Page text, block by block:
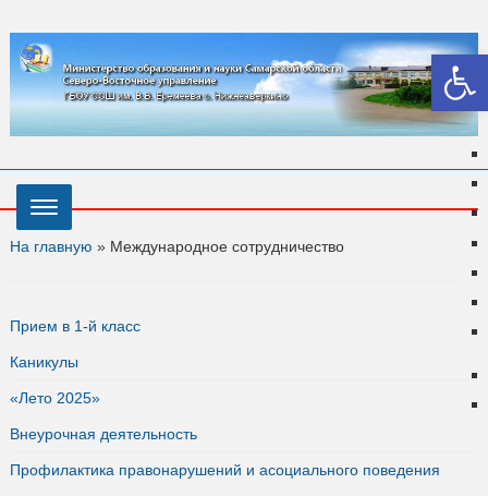
На главную » Международное сотрудничество
Прием в 1-й класс
Каникулы
«Лето 2025»
Внеурочная деятельность
Профилактика правонарушений и асоциального поведения